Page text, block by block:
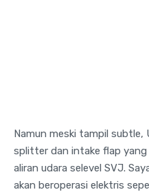
Namun meski tampil subtle,
splitter dan intake flap yang
aliran udara selevel SVJ.
akan beroperasi elektris